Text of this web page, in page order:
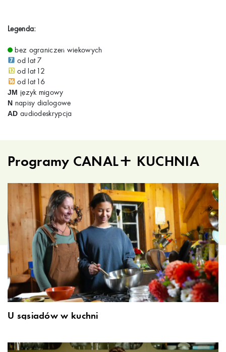
Legenda:
bez ograniczeń wiekowych
od lat 7
od lat 12
od lat 16
JM język migowy
N napisy dialogowe
AD audiodeskrypcja
Programy CANAL+ KUCHNIA
U sąsiadów w kuchni